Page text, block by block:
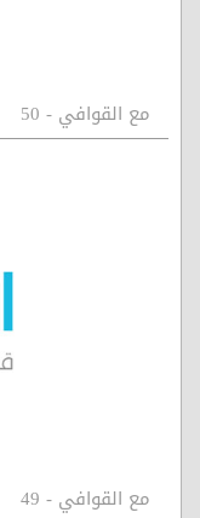
مع القوافي - 50
مع القوافي - 49